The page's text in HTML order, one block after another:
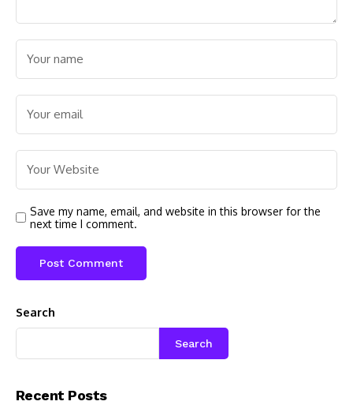
Save my name, email, and website in this browser for the
next time I comment.
Search
Search
Recent Posts